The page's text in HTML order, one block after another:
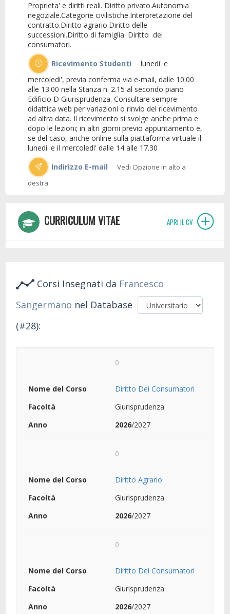
Proprieta' e diritti reali. Diritto privato.Autonomia
negoziale.Categorie civilistiche.Interpretazione del
contratto.Diritto agrario.Diritto delle
successioni.Diritto di famiglia. Diritto dei
consumatori.
Ricevimento Studenti
mercoledi', previa conferma via e-mail, dalle 10.00
alle 13.00 nella Stanza n. 2.15 al secondo piano
Edificio D Giurisprudenza. Consultare sempre
didattica web per variazioni o rinvio del ricevimento
ad altra data. Il ricevimento si svolge anche prima e
dopo le lezioni; in altri giorni previo appuntamento e,
se del caso, anche online sulla piattaforma virtuale il
lunedi' e il mercoledi' dalle 14 alle 17.30
Indirizzo E-mail
Vedi Opzione in alto a
destra
CURRICULUM VITAE APRI IL CV
Corsi Insegnati da Francesco
Sangermano nel Database
(#28):
0
Diritto Dei Consumatori
Giurisprudenza
2026/2027
0
Diritto Agrario
Giurisprudenza
2026/2027
0
Diritto Dei Consumatori
Giurisprudenza
2026/2027